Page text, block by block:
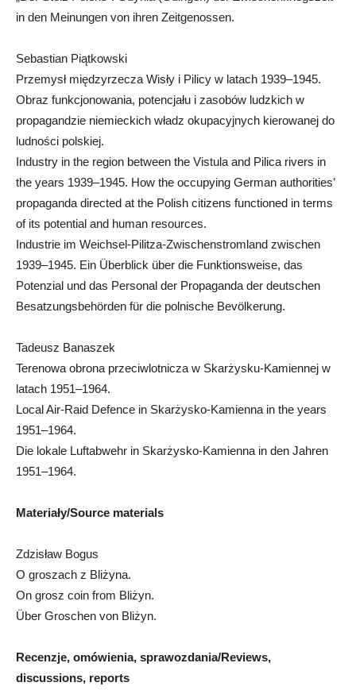
in den Meinungen von ihren Zeitgenossen.
Sebastian Piątkowski
Przemysł międzyrzecza Wisły i Pilicy w latach 1939–1945.
Obraz funkcjonowania, potencjału i zasobów ludzkich w
propagandzie niemieckich władz okupacyjnych kierowanej do
ludności polskiej.
Industry in the region between the Vistula and Pilica rivers in
the years 1939–1945. How the occupying German authorities’
propaganda directed at the Polish citizens functioned in terms
of its potential and human resources.
Industrie im Weichsel-Pilitza-Zwischenstromland zwischen
1939–1945. Ein Überblick über die Funktionsweise, das
Potenzial und das Personal der Propaganda der deutschen
Besatzungsbehörden für die polnische Bevölkerung.
Tadeusz Banaszek
Terenowa obrona przeciwlotnicza w Skarżysku-Kamiennej w
latach 1951–1964.
Local Air-Raid Defence in Skarżysko-Kamienna in the years
1951–1964.
Die lokale Luftabwehr in Skarżysko-Kamienna in den Jahren
1951–1964.
Materiały/Source materials
Zdzisław Bogus
O groszach z Bliżyna.
On grosz coin from Bliżyn.
Über Groschen von Bliżyn.
Recenzje, omówienia, sprawozdania/Reviews,
discussions, reports